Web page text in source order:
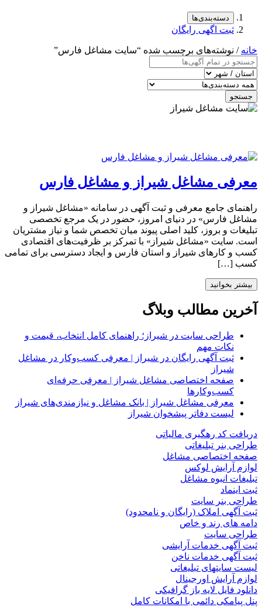
دسته‌بندی‌ها
ثبت اگهی رایگان
خانه / نوشته‌های برچسب شده “سایت مشاغل فارس”
جستجو
معرفی مشاغل شیراز و مشاغل فارس
راهنمای جامع معرفی و ثبت آگهی در سامانه «مشاغل شیراز و
مشاغل فارس» در دنیای امروز، حضور در یک مرجع تخصصی
تبلیغات و بروز، کلید اصلی پیوند میان تخصص شما و نیاز مشتریان
است. سایت «مشاغل شیراز» با تمرکز بر ظرفیت‌های اقتصادی
کسب و کارهای شیراز و استان فارس و ایجاد دسترسی برای تمامی
کسب […]
بیشتر بخوانید
آخرین مطالب وبلاگ
طراحی سایت در شیراز؛ راهنمای کامل انتخاب، قیمت و
نکات مهم
ثبت آگهی رایگان در شیراز | معرفی کسب‌وکار در مشاغل
شیراز
صفحه اختصاصی مشاغل شیراز | معرفی حرفه‌ای
کسب‌وکارها
معرفی مشاغل شیراز | بانک مشاغل و نیازمندی‌های شیراز
لیست دفاتر پیشخوان شیراز
دریافت کد رهگیری مالیاتی
طراحی بنر تبلیغاتی
صفحه اختصاصی مشاغل
لوازم آرایش لوکس
تبلیغات انبوه مشاغل
ثبت اینماد
طراحی بنر سایت
ثبت آگهی املاک (رایگان و نامحدود)
دامه های رند و خاص
طراحی سایت
ثبت آگهی خدمات آرایشی
ثبت آگهی خدمات ناخن
لیست سایتهای تبلیغاتی
لوازم آرایش اورجینال
دانلود فایل لایه باز گرافیکی
پنل پیامکی دائمی با امکانات کامل